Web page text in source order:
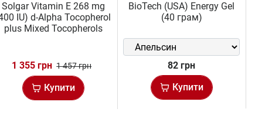
Solgar Vitamin E 268 mg
IU) d-Alpha Tocopherol
plus Mixed Tocopherols
1 355 грн 1 457 грн
Купити
BioTech (USA) Energy Gel
(40 грам)
82 грн
Купити